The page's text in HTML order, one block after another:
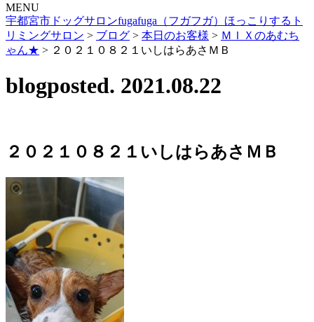
MENU
宇都宮市ドッグサロンfugafuga（フガフガ）ほっこりするト
リミングサロン > ブログ > 本日のお客様 > ＭＩＸのあむち
ゃん★ > ２０２１０８２１いしはらあさＭＢ
blogposted. 2021.08.22
２０２１０８２１いしはらあさＭＢ